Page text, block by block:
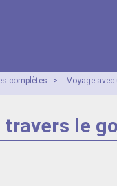
complètes >
Voyage avec
travers le